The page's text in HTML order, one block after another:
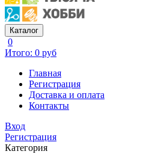
Каталог
0
Итого: 0 руб
Главная
Регистрация
Доставка и оплата
Контакты
Вход
Регистрация
Категория